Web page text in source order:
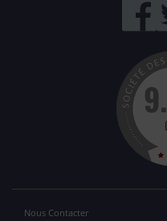
Nous Contacter